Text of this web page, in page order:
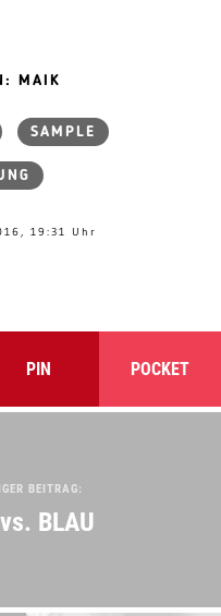
MAIK
SAMPLE
19:31 Uhr
PIN POCKET
BEITRAG:
BLAU